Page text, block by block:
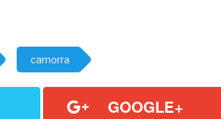
camorra
GOOGLE+